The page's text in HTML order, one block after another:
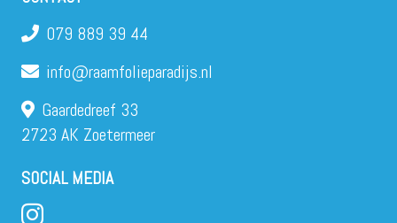
079 889 39 44
info@raamfolieparadijs.nl
Gaardedreef 33
2723 AK Zoetermeer
SOCIAL MEDIA